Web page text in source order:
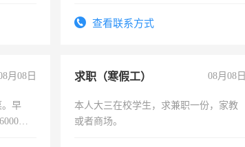
有高低压电工证和十几年工作经验
查看联系方式
月08日
。早
以
求职（寒假工） 08月08日
本人大三在校学生，求兼职一份，家教
或者商场。